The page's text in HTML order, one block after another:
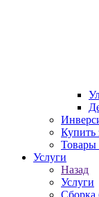
Купить
Товары
Услуги
Назад
Услуги
Сборка